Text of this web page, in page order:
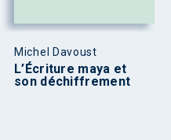
Michel Davoust
L’Écriture maya et
son déchiffrement